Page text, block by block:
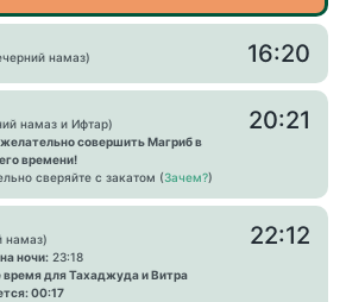
намаз) 16:20
намаз и Ифтар)
совершить Магриб в
времени!
сверяйте с закатом (Зачем?)
20:21
намаз)
ночи: 23:18
для Тахаджуда и Витра
00:17
22:12